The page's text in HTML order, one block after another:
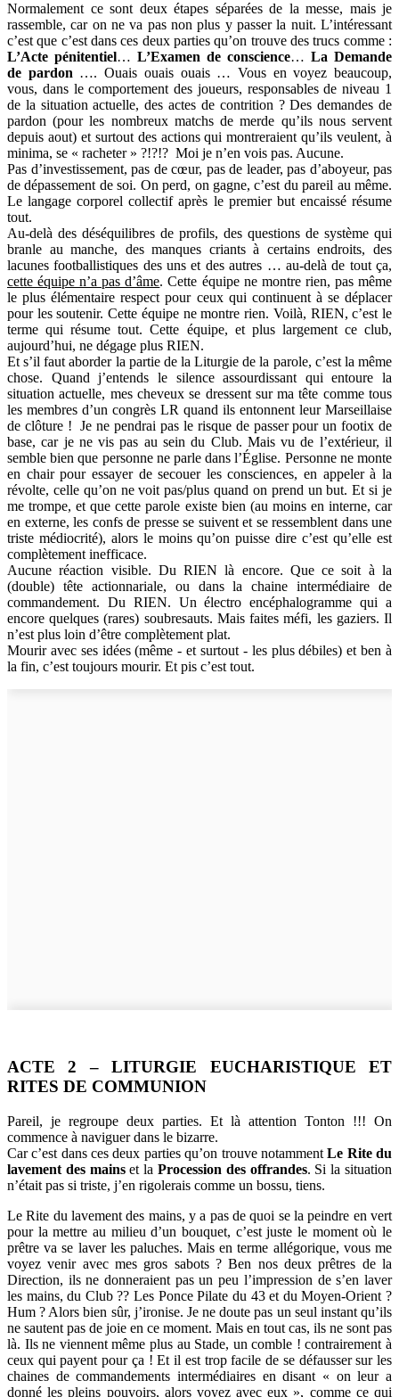
Normalement ce sont deux étapes séparées de la messe, mais je
rassemble, car on ne va pas non plus y passer la nuit. L’intéressant
c’est que c’est dans ces deux parties qu’on trouve des trucs comme :
L’Acte pénitentiel… L’Examen de conscience… La Demande
de pardon …. Ouais ouais ouais … Vous en voyez beaucoup,
vous, dans le comportement des joueurs, responsables de niveau 1
de la situation actuelle, des actes de contrition ? Des demandes de
pardon (pour les nombreux matchs de merde qu’ils nous servent
depuis aout) et surtout des actions qui montreraient qu’ils veulent, à
minima, se « racheter » ?!?!? Moi je n’en vois pas. Aucune.
Pas d’investissement, pas de cœur, pas de leader, pas d’aboyeur, pas
de dépassement de soi. On perd, on gagne, c’est du pareil au même.
Le langage corporel collectif après le premier but encaissé résume
tout.
Au-delà des déséquilibres de profils, des questions de système qui
branle au manche, des manques criants à certains endroits, des
lacunes footballistiques des uns et des autres … au-delà de tout ça,
cette équipe n’a pas d’âme. Cette équipe ne montre rien, pas même
le plus élémentaire respect pour ceux qui continuent à se déplacer
pour les soutenir. Cette équipe ne montre rien. Voilà, RIEN, c’est le
terme qui résume tout. Cette équipe, et plus largement ce club,
aujourd’hui, ne dégage plus RIEN.
Et s’il faut aborder la partie de la Liturgie de la parole, c’est la même
chose. Quand j’entends le silence assourdissant qui entoure la
situation actuelle, mes cheveux se dressent sur ma tête comme tous
les membres d’un congrès LR quand ils entonnent leur Marseillaise
de clôture ! Je ne pendrai pas le risque de passer pour un footix de
base, car je ne vis pas au sein du Club. Mais vu de l’extérieur, il
semble bien que personne ne parle dans l’Église. Personne ne monte
en chair pour essayer de secouer les consciences, en appeler à la
révolte, celle qu’on ne voit pas/plus quand on prend un but. Et si je
me trompe, et que cette parole existe bien (au moins en interne, car
en externe, les confs de presse se suivent et se ressemblent dans une
triste médiocrité), alors le moins qu’on puisse dire c’est qu’elle est
complètement inefficace.
Aucune réaction visible. Du RIEN là encore. Que ce soit à la
(double) tête actionnariale, ou dans la chaine intermédiaire de
commandement. Du RIEN. Un électro encéphalogramme qui a
encore quelques (rares) soubresauts. Mais faites méfi, les gaziers. Il
n’est plus loin d’être complètement plat.
Mourir avec ses idées (même - et surtout - les plus débiles) et ben à
la fin, c’est toujours mourir. Et pis c’est tout.
ACTE 2 – LITURGIE EUCHARISTIQUE ET
RITES DE COMMUNION
Pareil, je regroupe deux parties. Et là attention Tonton !!! On
commence à naviguer dans le bizarre.
Car c’est dans ces deux parties qu’on trouve notammentLe Rite du
lavement des mainset laProcession des offrandes. Si la situation
n’était pas si triste, j’en rigolerais comme un bossu, tiens.
Le Rite du lavement des mains, y a pas de quoi se la peindre en vert
pour la mettre au milieu d’un bouquet, c’est juste le moment où le
prêtre va se laver les paluches. Mais en terme allégorique, vous me
voyez venir avec mes gros sabots ? Ben nos deux prêtres de la
Direction, ils ne donneraient pas un peu l’impression de s’en laver
les mains, du Club ?? Les Ponce Pilate du 43 et du Moyen-Orient ?
Hum ? Alors bien sûr, j’ironise. Je ne doute pas un seul instant qu’ils
ne sautent pas de joie en ce moment. Mais en tout cas, ils ne sont pas
là. Ils ne viennent même plus au Stade, un comble ! contrairement à
ceux qui payent pour ça ! Et il est trop facile de se défausser sur les
chaines de commandements intermédiaires en disant « on leur a
donné les pleins pouvoirs, alors voyez avec eux », comme ce qui